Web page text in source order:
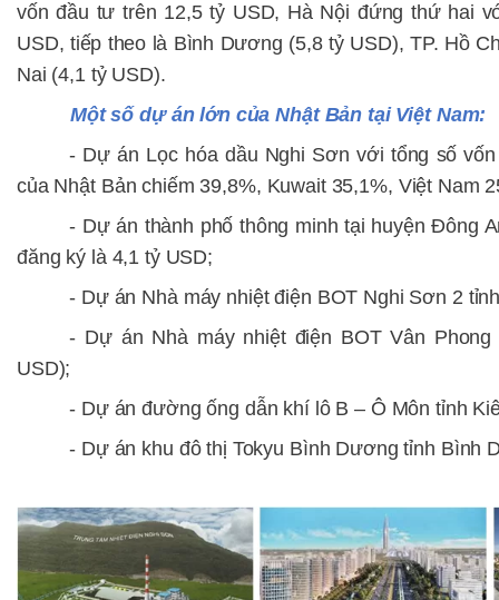
vốn đầu tư trên 12,5 tỷ USD, Hà Nội đứng thứ hai
USD, tiếp theo là Bình Dương (5,8 tỷ USD), TP. Hồ
Nai (4,1 tỷ USD).
Một số dự án lớn của Nhật Bản tại Việt Nam:
- Dự án Lọc hóa dầu Nghi Sơn với tổng số
của Nhật Bản chiếm 39,8%, Kuwait 35,1%, Việt Nam
- Dự án thành phố thông minh tại huyện Đông
đăng ký là 4,1 tỷ USD;
- Dự án Nhà máy nhiệt điện BOT Nghi Sơn 2
- Dự án Nhà máy nhiệt điện BOT Vân
USD);
- Dự án đường ống dẫn khí lô B – Ô Môn tỉnh
- Dự án khu đô thị Tokyu Bình Dương tỉnh Bình